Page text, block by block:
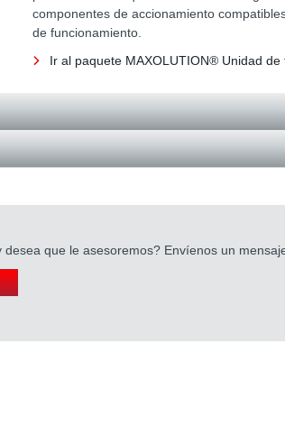
componentes de accionamiento
de funcionamiento.
Ir al paquete MAXOLUTION® Unidad
que le asesoremos? Envíenos un